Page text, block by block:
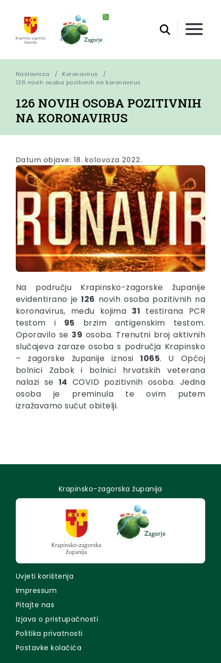
Naslovnica
Koronavirus
126 novih osoba pozitivnih na koronavirus
126 NOVIH OSOBA POZITIVNIH
NA KORONAVIRUS
Datum objave: 18. kolovoza 2022.
Na području Krapinsko-zagorske županije
evidentirano je126 novih osoba pozitivnih na
koronavirus, među kojima 31 testirana PCR
testom i 95 brzim antigenskim testom.
Oporavilo se 39 osoba. Trenutni broj aktivnih
slučajeva zaraze osoba s područja Krapinsko
– zagorske županije iznosi1065. U Općoj
bolnici Zabok i bolnici hrvatskih veterana
nalazi se 14 COVID pozitivnih osoba. Jedna
osoba je preminula te ovim putem
izražavamo sućut obitelji.
Krapinsko-zagorska županija
Uvjeti korištenja
Impressum
Pitajte nas
Izjava o pristupačnosti
Politika privatnosti
Postavke kolačića